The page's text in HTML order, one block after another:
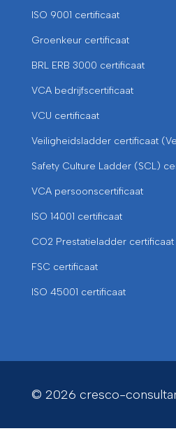
ISO 9001 certificaat
Groenkeur certificaat
BRL ERB 3000 certificaat
VCA bedrijfscertificaat
VCU certificaat
Veiligheidsladder certificaat
Safety Culture Ladder (SCL)
VCA persoonscertificaat
ISO 14001 certificaat
CO2 Prestatieladder certificaat
FSC certificaat
ISO 45001 certificaat
© 2026 cresco-